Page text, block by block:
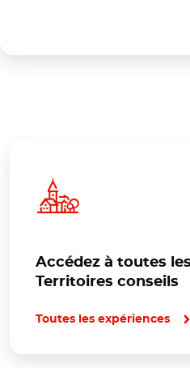
Accédez à toutes
Territoires conseils
Toutes les expériences